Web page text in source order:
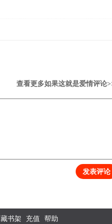
查看更多如果这就是爱情评论
发表评论
藏书架 充值 帮助